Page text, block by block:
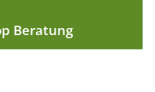
Beratung